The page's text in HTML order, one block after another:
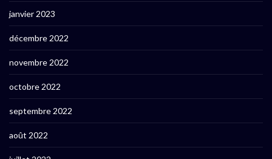
janvier 2023
décembre 2022
novembre 2022
octobre 2022
septembre 2022
août 2022